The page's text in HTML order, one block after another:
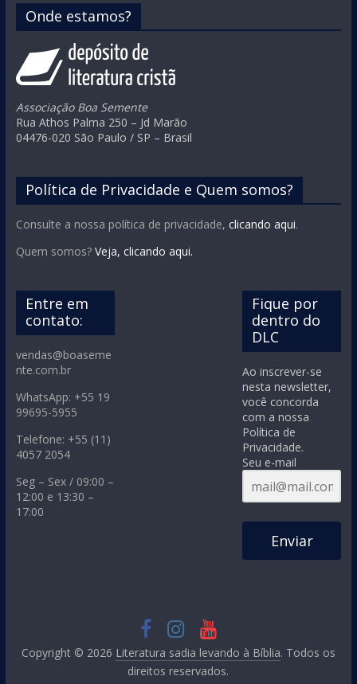
Onde estamos?
Associação Boa Semente
Rua Athos Palma 250 – Jd Marão
04476-020 São Paulo / SP – Brasil
Política de Privacidade e Quem somos?
Consulte a nossa política de privacidade, clicando aqui.
Quem somos? Veja, clicando aqui.
Entre em
contato:
vendas@boaseme
nte.com.br
WhatsApp: +55 19
99695-5955
Telefone: +55 (11)
4057 2054
Seg – Sex / 09:00 –
12:00 e 13:30 –
17:00
Fique por
dentro do
DLC
Ao inscrever-se
nesta newsletter,
você concorda
com a nossa
Política de
Privacidade.
Seu e-mail
Enviar
Copyright © 2026 Literatura sadia levando à Bíblia. Todos os
direitos reservados.